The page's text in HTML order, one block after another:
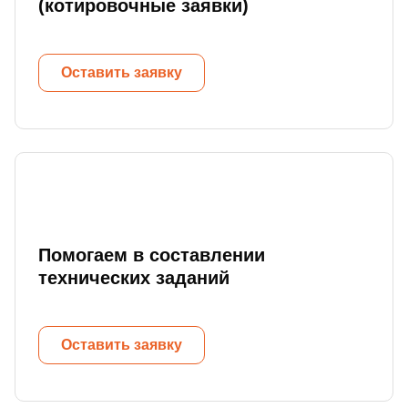
(котировочные заявки)
Оставить заявку
Помогаем в составлении
технических заданий
Оставить заявку